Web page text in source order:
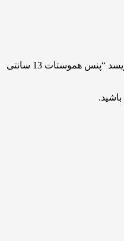
اولین کسی باشید که دیدگاهی می نویسد “پنس هموستات 13 سانتی
باشید.